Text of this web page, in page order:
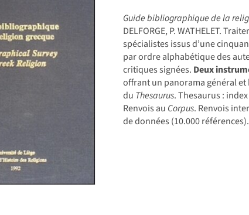
Guide bibliographique de la
DELFORGE, P. WATHELET.
spécialistes issus d’une
par ordre alphabétique des
critiques signées. Deux
offrant un panorama général et
du Thesaurus. Thesaurus :
Renvois au Corpus. Renvois
de données (10.000